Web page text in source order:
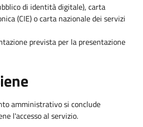
di identità digitale), carta
(CIE) o carta nazionale dei servizi
prevista per la presentazione
amministrativo si conclude
l'accesso al servizio.